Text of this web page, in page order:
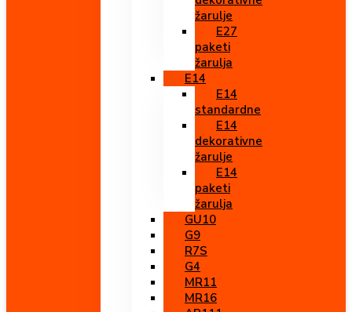
žarulje
E27
paketi
žarulja
E14
E14
standardne
E14
dekorativne
žarulje
E14
paketi
žarulja
GU10
G9
R7S
G4
MR11
MR16